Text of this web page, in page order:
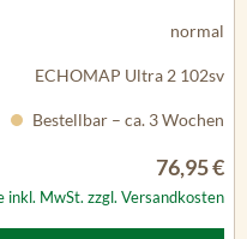
normal
ECHOMAP Ultra 2 102sv
Bestellbar – ca. 3 Wochen
76,95 €
inkl. MwSt. zzgl. Versandkosten